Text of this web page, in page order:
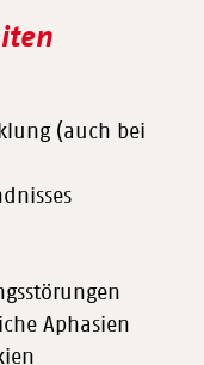
(auch bei
Aphasien